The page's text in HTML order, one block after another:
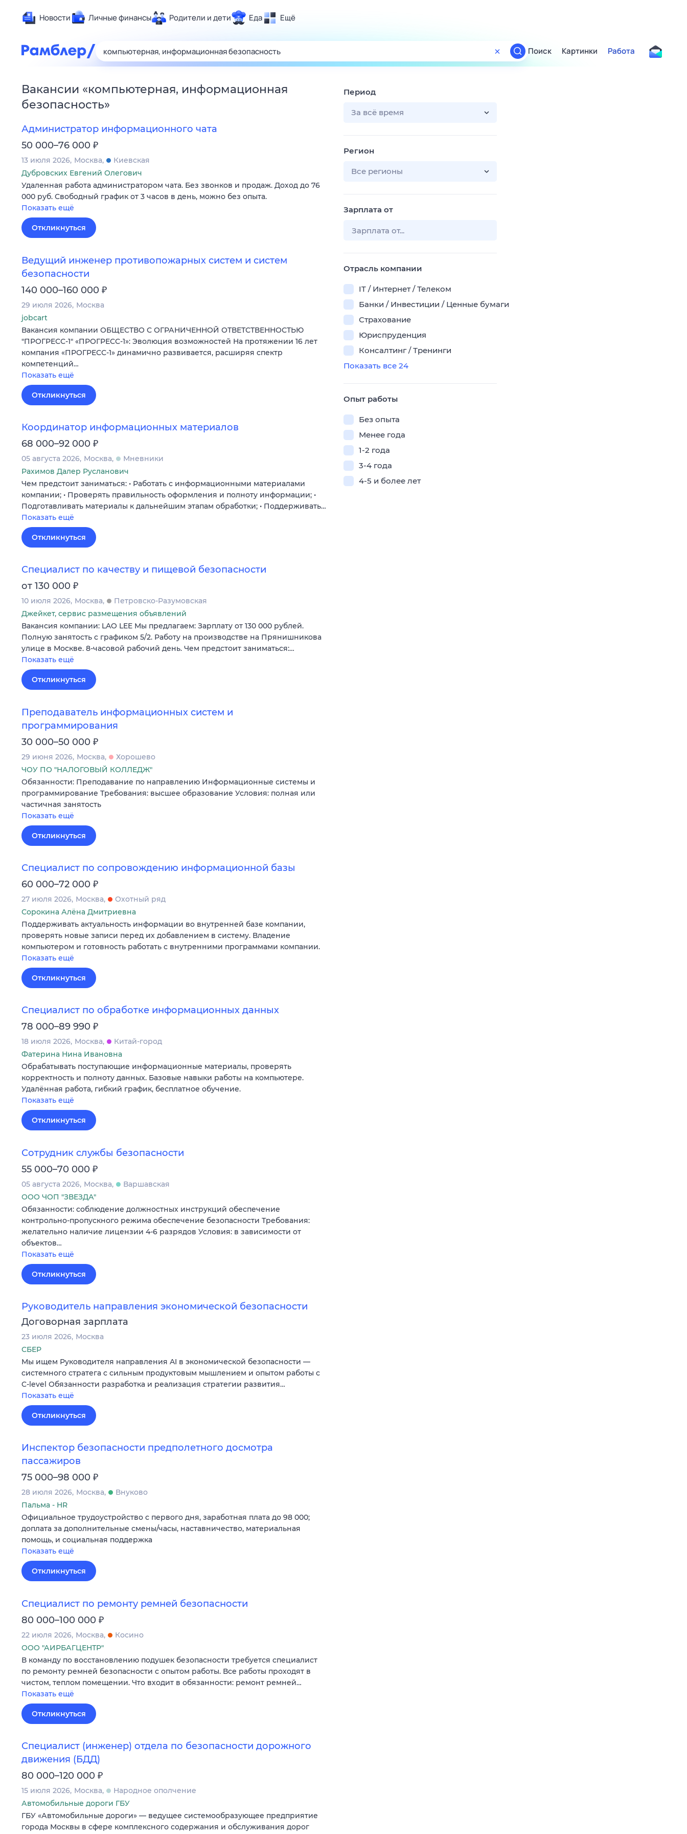
Новости Личные финансы Родители и дети Еда Ещё
Здоровье
Развлечения и отдых
Спорт
Авто
Гороскопы
Поиск
ТВ-программа
Поиск Картинки Работа
Вакансии «компьютерная, информационная
безопасность»
Администратор информационного чата
50 000–76 000 ₽
13 июля 2026 Москва
Киевская
Дубровских Евгений Олегович
Удаленная работа администратором чата. Без звонков и продаж. Доход до 76
000 руб. Свободный график от 3 часов в день, можно без опыта.
Показать ещё
Откликнуться
Ведущий инженер противопожарных систем и систем
безопасности
140 000–160 000 ₽
29 июля 2026 Москва
jobcart
Вакансия компании ОБЩЕСТВО С ОГРАНИЧЕННОЙ ОТВЕТСТВЕННОСТЬЮ
"ПРОГРЕСС-1" «ПРОГРЕСС-1»: Эволюция возможностей На протяжении 16 лет
компания «ПРОГРЕСС-1» динамично развивается, расширяя спектр
компетенций…
Показать ещё
Откликнуться
Координатор информационных материалов
68 000–92 000 ₽
05 августа 2026 Москва
Мневники
Рахимов Далер Русланович
Чем предстоит заниматься: • Работать с информационными материалами
компании; • Проверять правильность оформления и полноту информации; •
Подготавливать материалы к дальнейшим этапам обработки; • Поддерживать…
Показать ещё
Откликнуться
Специалист по качеству и пищевой безопасности
от 130 000 ₽
10 июля 2026 Москва
Петровско-Разумовская
Джейкет, сервис размещения объявлений
Вакансия компании: LAO LEE Мы предлагаем: Зарплату от 130 000 рублей.
Полную занятость с графиком 5/2. Работу на производстве на Прянишникова
улице в Москве. 8-часовой рабочий день. Чем предстоит заниматься:…
Показать ещё
Откликнуться
Преподаватель информационных систем и
программирования
30 000–50 000 ₽
29 июня 2026 Москва
Хорошево
ЧОУ ПО "НАЛОГОВЫЙ КОЛЛЕДЖ"
Обязанности: Преподавание по направлению Информационные системы и
программирование Требования: высшее образование Условия: полная или
частичная занятость
Показать ещё
Откликнуться
Специалист по сопровождению информационной базы
60 000–72 000 ₽
27 июля 2026 Москва
Охотный ряд
Сорокина Алёна Дмитриевна
Поддерживать актуальность информации во внутренней базе компании,
проверять новые записи перед их добавлением в систему. Владение
компьютером и готовность работать с внутренними программами компании.
Показать ещё
Откликнуться
Специалист по обработке информационных данных
78 000–89 990 ₽
18 июля 2026 Москва
Китай-город
Фатерина Нина Ивановна
Обрабатывать поступающие информационные материалы, проверять
корректность и полноту данных. Базовые навыки работы на компьютере.
Удалённая работа, гибкий график, бесплатное обучение.
Показать ещё
Откликнуться
Сотрудник службы безопасности
55 000–70 000 ₽
05 августа 2026 Москва
Варшавская
ООО ЧОП "ЗВЕЗДА"
Обязанности: соблюдение должностных инструкций обеспечение
контрольно-пропускного режима обеспечение безопасности Требования:
желательно наличие лицензии 4-6 разрядов Условия: в зависимости от
объектов…
Показать ещё
Откликнуться
Руководитель направления экономической безопасности
Договорная зарплата
23 июля 2026 Москва
СБЕР
Мы ищем Руководителя направления AI в экономической безопасности —
системного стратега с сильным продуктовым мышлением и опытом работы с
C-level Обязанности разработка и реализация стратегии развития…
Показать ещё
Откликнуться
Инспектор безопасности предполетного досмотра
пассажиров
75 000–98 000 ₽
28 июля 2026 Москва
Внуково
Пальма - HR
Официальное трудоустройство с первого дня, заработная плата до 98 000;
доплата за дополнительные смены/часы, наставничество, материальная
помощь, и социальная поддержка
Показать ещё
Откликнуться
Специалист по ремонту ремней безопасности
80 000–100 000 ₽
22 июля 2026 Москва
Косино
ООО "АИРБАГЦЕНТР"
В команду по восстановлению подушек безопасности требуется специалист
по ремонту ремней безопасности с опытом работы. Все работы проходят в
чистом, теплом помещении. Что входит в обязанности: ремонт ремней…
Показать ещё
Откликнуться
Специалист (инженер) отдела по безопасности дорожного
движения (БДД)
80 000–120 000 ₽
15 июля 2026 Москва
Народное ополчение
Автомобильные дороги ГБУ
ГБУ «Автомобильные дороги» — ведущее системообразующее предприятие
города Москвы в сфере комплексного содержания и обслуживания дорог
Период
За всё время
Регион
Все регионы
Зарплата от
Отрасль компании
IT / Интернет / Телеком
Банки / Инвестиции / Ценные бумаги
Страхование
Юриспруденция
Консалтинг / Тренинги
Показать все 24
Опыт работы
Без опыта
Менее года
1-2 года
3-4 года
4-5 и более лет